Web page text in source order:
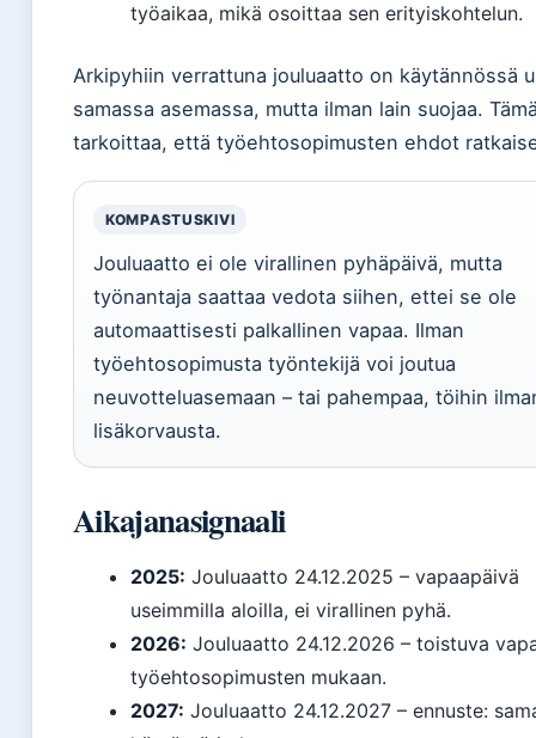
työaikaa, mikä osoittaa sen erityiskohtelun.
Arkipyhiin verrattuna jouluaatto on käytännössä
samassa asemassa, mutta ilman lain suojaa.
tarkoittaa, että työehtosopimusten ehdot
KOMPASTUSKIVI
Jouluaatto ei ole virallinen pyhäpäivä, mutta
työnantaja saattaa vedota siihen, ettei se ole
automaattisesti palkallinen vapaa. Ilman
työehtosopimusta työntekijä voi joutua
neuvotteluasemaan – tai pahempaa, töihin
lisäkorvausta.
Aikajanasignaali
2025: Jouluaatto 24.12.2025 – vapaapäivä
useimmilla aloilla, ei virallinen pyhä.
2026: Jouluaatto 24.12.2026 – toistuva
työehtosopimusten mukaan.
2027: Jouluaatto 24.12.2027 – ennuste: